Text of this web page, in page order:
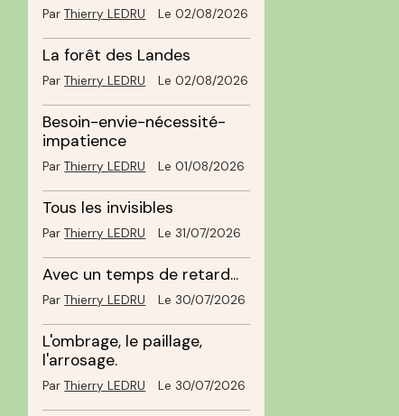
ParThierry LEDRU Le 02/08/2026
La forêt des Landes
ParThierry LEDRU Le 02/08/2026
Besoin-envie-nécessité-
impatience
ParThierry LEDRU Le 01/08/2026
Tous les invisibles
ParThierry LEDRU Le 31/07/2026
Avec un temps de retard...
ParThierry LEDRU Le 30/07/2026
L'ombrage, le paillage,
l'arrosage.
ParThierry LEDRU Le 30/07/2026